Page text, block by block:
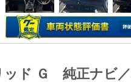
ッド Ｇ 純正ナビ